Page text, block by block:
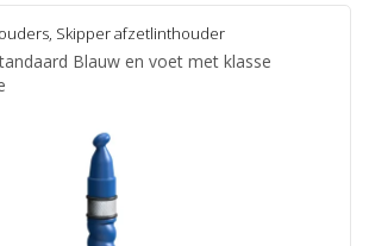
, Skipper afzetlinthouder
Blauw en voet met klasse